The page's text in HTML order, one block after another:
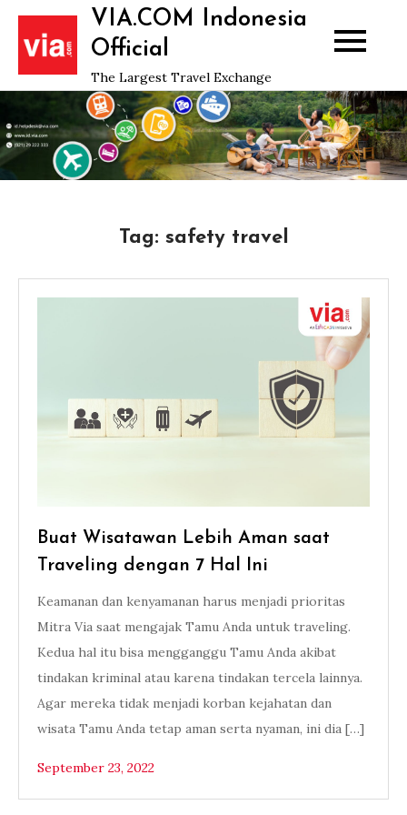
Skip
content
VIA.COM Indonesia
Official
The Largest Travel Exchange
Tag: safety travel
Buat Wisatawan Lebih Aman saat
Traveling dengan 7 Hal Ini
Keamanan dan kenyamanan harus menjadi prioritas
Mitra Via saat mengajak Tamu Anda untuk traveling.
Kedua hal itu bisa mengganggu Tamu Anda akibat
tindakan kriminal atau karena tindakan tercela lainnya.
Agar mereka tidak menjadi korban kejahatan dan
wisata Tamu Anda tetap aman serta nyaman, ini dia […]
September 23, 2022